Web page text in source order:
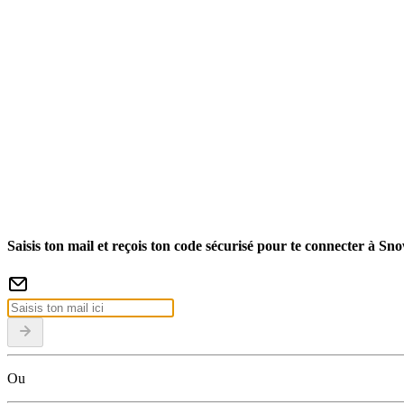
Saisis ton mail et reçois ton code sécurisé pour te connecter à
Ou